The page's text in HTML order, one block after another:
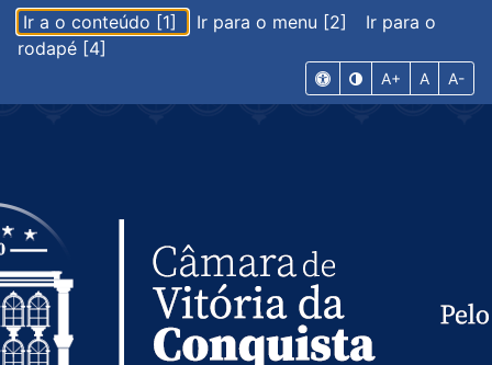
Ir a o conteúdo [1] Ir para o menu [2]
Ir para o
rodapé [4]
A+ A A-